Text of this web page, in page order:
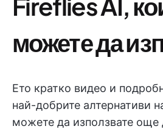
можете да
Ето кратко видео и
най-добрите алтернативи
можете да използвате още